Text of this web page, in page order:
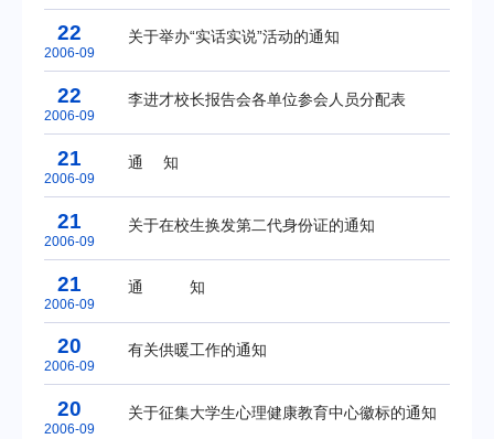
22
2006-09
关于举办“实话实说”活动的通知
22
2006-09
李进才校长报告会各单位参会人员分配表
21
2006-09
通 知
21
2006-09
关于在校生换发第二代身份证的通知
21
2006-09
通 知
20
2006-09
有关供暖工作的通知
20
2006-09
关于征集大学生心理健康教育中心徽标的通知